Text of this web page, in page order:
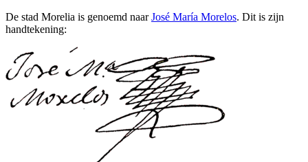
De stad Morelia is genoemd naarJosé María Morelos. Dit is zijn
handtekening: